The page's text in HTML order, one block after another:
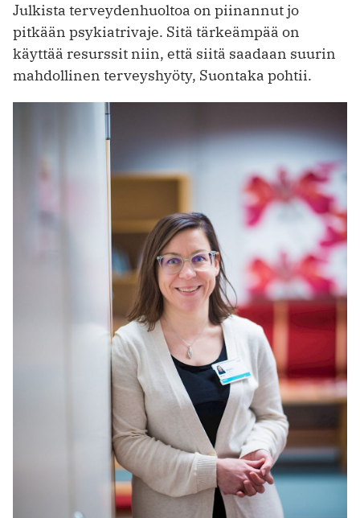
Julkista terveydenhuoltoa on piinannut jo
pitkään psykiatrivaje. Sitä tärkeämpää on
käyttää resurssit niin, että siitä saadaan suurin
mahdollinen terveyshyöty, Suontaka pohtii.